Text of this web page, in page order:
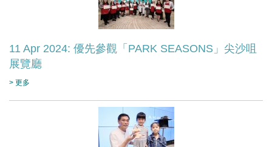
11 Apr 2024: 優先參觀「PARK SEASONS」尖沙咀
展覽廳
> 更多